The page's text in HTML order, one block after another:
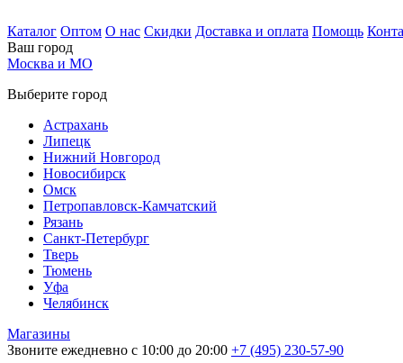
Каталог Оптом О нас Скидки Доставка и оплата Помощь
Ваш город
Москва и МО
Выберите город
Астрахань
Липецк
Нижний Новгород
Новосибирск
Омск
Петропавловск-Камчатский
Рязань
Санкт-Петербург
Тверь
Тюмень
Уфа
Челябинск
Магазины
Звоните ежедневно с 10:00 до 20:00 +7 (495) 230-57-90